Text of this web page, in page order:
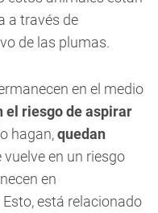
a través de
de las plumas.
en el medio
el riesgo de aspirar
hagan,quedan
en un riesgo
en
está relacionado